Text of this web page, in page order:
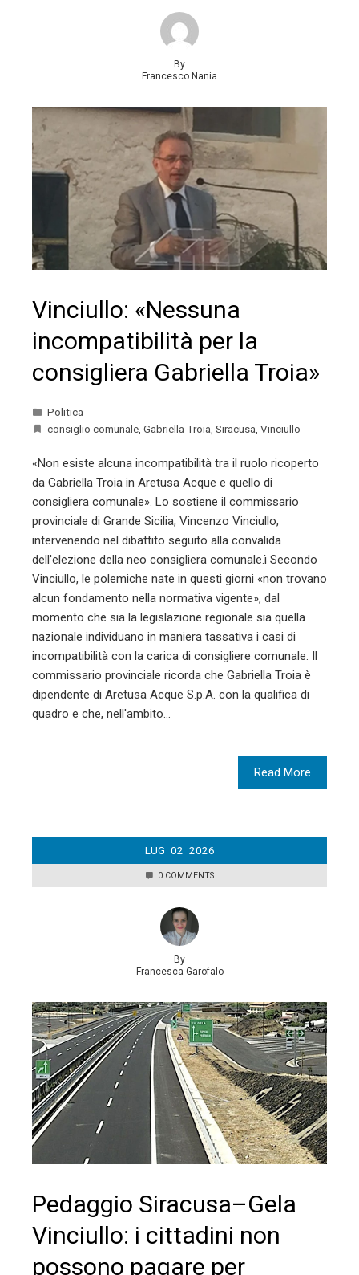
By
Francesco Nania
Vinciullo: «Nessuna
incompatibilità per la
consigliera Gabriella Troia»
Politica
consiglio comunale Gabriella Troia Siracusa Vinciullo
«Non esiste alcuna incompatibilità tra il ruolo ricoperto
da Gabriella Troia in Aretusa Acque e quello di
consigliera comunale». Lo sostiene il commissario
provinciale di Grande Sicilia, Vincenzo Vinciullo,
intervenendo nel dibattito seguito alla convalida
dell'elezione della neo consigliera comunale.ì Secondo
Vinciullo, le polemiche nate in questi giorni «non trovano
alcun fondamento nella normativa vigente», dal
momento che sia la legislazione regionale sia quella
nazionale individuano in maniera tassativa i casi di
incompatibilità con la carica di consigliere comunale. Il
commissario provinciale ricorda che Gabriella Troia è
dipendente di Aretusa Acque S.p.A. con la qualifica di
quadro e che, nell'ambito…
Read More
LUG 02 2026
0 COMMENTS
By
Francesca Garofalo
Pedaggio Siracusa–Gela
Vinciullo: i cittadini non
possono pagare per